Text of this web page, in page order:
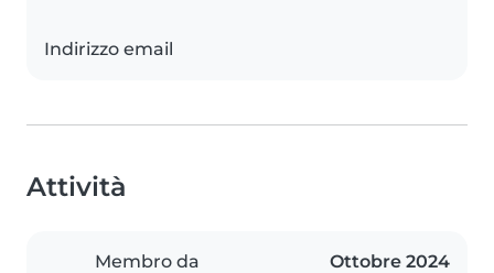
Indirizzo email
Attività
Membro da Ottobre 2024